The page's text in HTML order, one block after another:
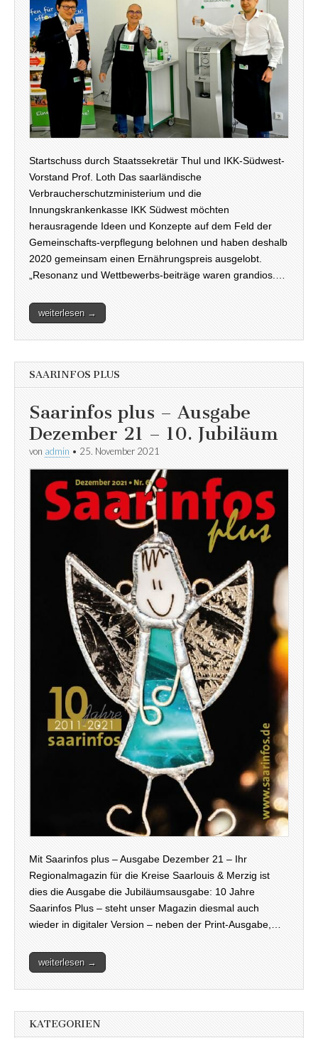
Startschuss durch Staatssekretär Thul und IKK-Südwest-
Vorstand Prof. Loth Das saarländische
Verbraucherschutzministerium und die
Innungskrankenkasse IKK Südwest möchten
herausragende Ideen und Konzepte auf dem Feld der
Gemeinschafts-verpflegung belohnen und haben deshalb
2020 gemeinsam einen Ernährungspreis ausgelobt.
„Resonanz und Wettbewerbs-beiträge waren grandios.…
weiterlesen →
SAARINFOS PLUS
Saarinfos plus – Ausgabe
Dezember 21 – 10. Jubiläum
von admin • 25. November 2021
Mit Saarinfos plus – Ausgabe Dezember 21 – Ihr
Regionalmagazin für die Kreise Saarlouis & Merzig ist
dies die Ausgabe die Jubiläumsausgabe: 10 Jahre
Saarinfos Plus – steht unser Magazin diesmal auch
wieder in digitaler Version – neben der Print-Ausgabe,…
weiterlesen →
KATEGORIEN